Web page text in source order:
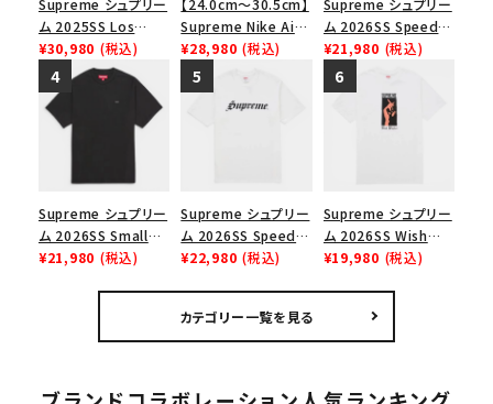
Supreme シュプリー
ム 2025SS Los
Angeles Fire Relief
Box Logo Tee ファ
イヤーリリーフボック
スロゴTシャツ ホワ
イト 白
¥30,980 (税込)
【24.0cm～30.5cm】
Supreme Nike Air
Force 1 Low シュプ
リーム ナイキエアフォ
ース１スニーカー シ
ューズ ホワイト
¥28,980 (税込)
Supreme シュプリー
ム 2026SS Speed
Tee スピードTシャツ
ブラック
¥21,980 (税込)
Supreme シュプリー
ム 2026SS Small
Box Tee スモールボ
¥21,980 (税込)
Supreme シュプリー
ム 2026SS Speed
Tee スピードTシャツ
¥22,980 (税込)
Supreme シュプリー
ム 2026SS Wish
Tee ウィッシュTシ
¥19,980 (税込)
カテゴリー一覧を見る